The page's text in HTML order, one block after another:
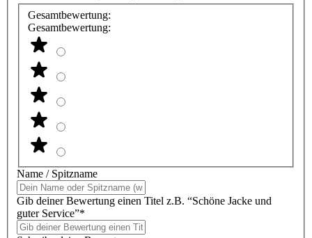
Gesamtbewertung:
Gesamtbewertung:
Name / Spitzname
Gib deiner Bewertung einen Titel z.B. “Schöne Jacke und
guter Service”*